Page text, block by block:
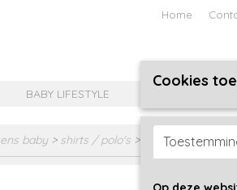
Home
BABY LIFESTYLE
baby> shirts / polo's > Dirkje
Cookies